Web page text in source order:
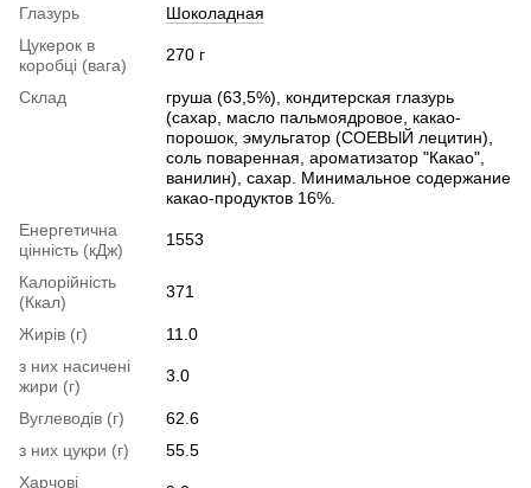
Глазурь
Шоколадная
Цукерок в
коробці (вага)
270 г
Склад
груша (63,5%), кондитерская глазурь
(сахар, масло пальмоядровое, какао-
порошок, эмульгатор (СОЕВЫЙ лецитин),
соль поваренная, ароматизатор "Какао",
ванилин), сахар. Минимальное содержание
какао-продуктов 16%.
Енергетична
цінність (кДж)
1553
Калорійність
(Ккал)
371
Жирів (г)
11.0
з них насичені
жири (г)
3.0
Вуглеводів (г)
62.6
з них цукри (г)
55.5
Харчові